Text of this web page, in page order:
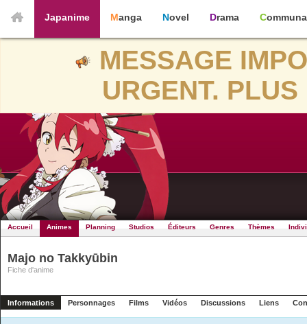
Japanime Manga Novel Drama
MESSAGE
URGENT.
Accueil Animes Planning Studios Éditeurs Genres Thèmes
Majo no Takkyūbin
Fiche d'anime
Informations Personnages Films Vidéos Discussions Liens